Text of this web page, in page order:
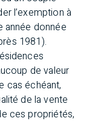
l’exemption à
année donnée
1981).
de valeur
cas échéant,
de la vente
ces propriétés,